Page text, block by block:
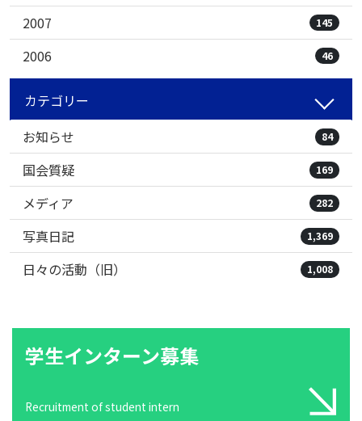
2007 145
2006 46
カテゴリー
お知らせ
84
国会質疑 169
メディア 282
写真日記 1,369
日々の活動（旧） 1,008
学生インターン募集
Recruitment of student intern